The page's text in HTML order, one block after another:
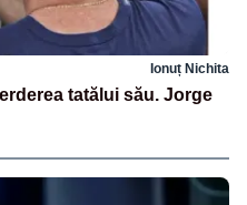
Ionuț Nichita
tatălui său. Jorge